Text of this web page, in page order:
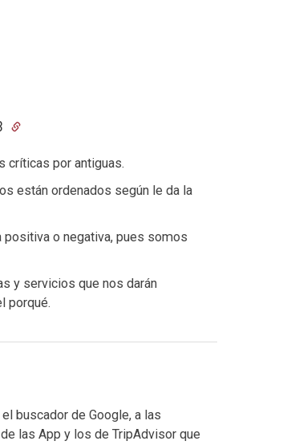
críticas por antiguas.
están ordenados según le da la
positiva o negativa, pues somos
y servicios que nos darán
porqué.
buscador de Google, a las
las App y los de TripAdvisor que